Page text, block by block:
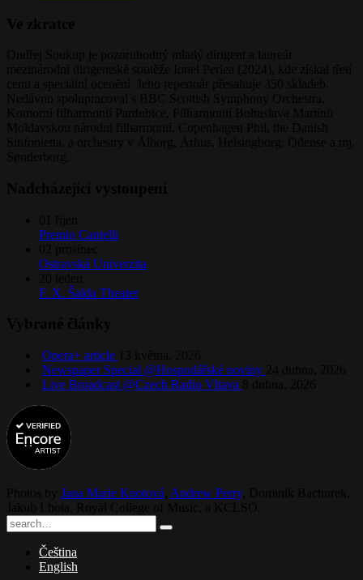
Premio Cantelli
Ostravská Univerzita
F. X. Šalda Theater
Opera+ article
Newspaper Special @Hospodářské noviny
Live Broadcast @Czech Radio Vltava
Jana Marie Knotová Andrew Perry,
Čeština
English